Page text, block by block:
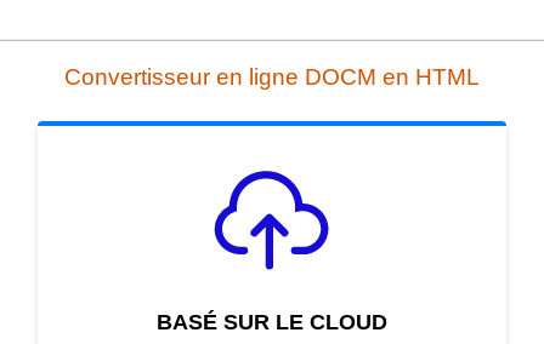
Convertisseur en ligne DOCM en HTML
BASÉ SUR LE CLOUD